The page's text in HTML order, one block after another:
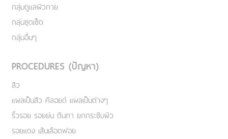
กลุ่มดูแลผิวกาย
กลุ่มชุดเซ็ต
กลุ่มอื่นๆ
PROCEDURES (ปัญหา)
สิว
แผลเป็นสิว คีลอยด์ แผลเป็นต่างๆ
ริ้วรอย รอยย่น ตีนกา ยกกระชับผิว
รอยแดง เส้นเลือดฟอย